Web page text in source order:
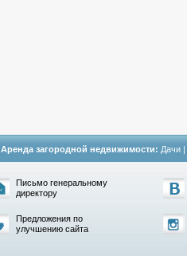
Аренда загородной недвижимости: Дачи |
Письмо генеральному
директору
Предложения по
улучшению сайта